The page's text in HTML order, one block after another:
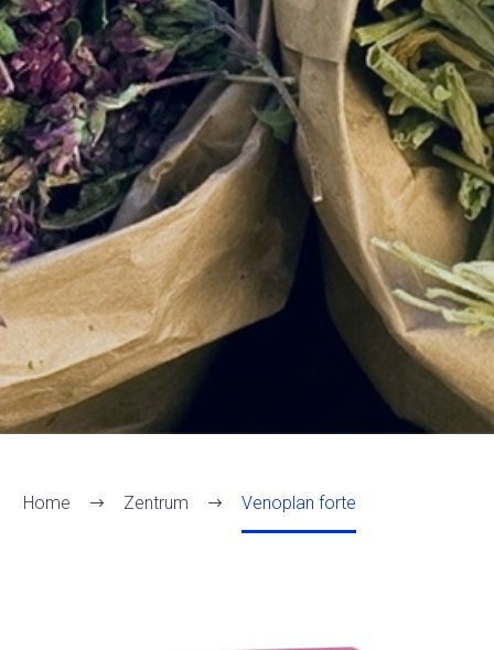
Home Zentrum Venoplan forte